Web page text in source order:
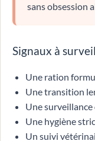
sans obsession
Signaux à
Une ration
Une transition
Une surveillance
Une hygiène
Un suivi